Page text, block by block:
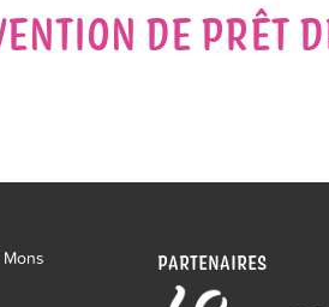
DE PRÊT
PARTENAIRES